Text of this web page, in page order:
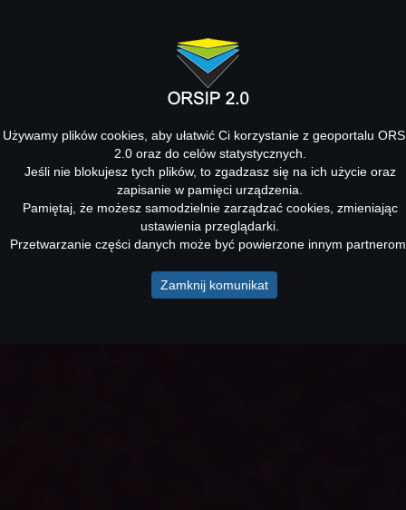
Używamy plików cookies, aby ułatwić Ci korzystanie z geoportalu
2.0 oraz do celów statystycznych.
Jeśli nie blokujesz tych plików, to zgadzasz się na ich użycie oraz
zapisanie w pamięci urządzenia.
Pamiętaj, że możesz samodzielnie zarządzać cookies, zmieniając
ustawienia przeglądarki.
Przetwarzanie części danych może być powierzone innym
Zamknij komunikat